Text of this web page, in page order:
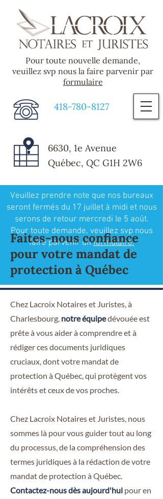
Veuillez prendre note que nos bureaux
seront fermés du 17 juillet à midi et nous
serons de retour mercredi le 5 août.
Pour toute demande, veuillez svp nous
faire parvenir unformulaire.
Pour toute nouvelle demande,
veuillez svp nous la faire parvenir par
formulaire
418-780-8127
6630, 1e Avenue
Québec, QC G1H 2W6
Faites-nous confiance
pour votre mandat de
protection à Québec
Chez Lacroix Notaires et Juristes, à
Charlesbourg, notre équipedévouée est
prête à vous aider à comprendre et à
rédiger ces documents juridiques
cruciaux, dont votre mandat de
protection à Québec, qui protègent vos
intérêts et ceux de vos proches.
Chez Lacroix Notaires et Juristes, nous
sommes là pour vous guider tout au long
du processus, de la compréhension des
termes juridiques à la rédaction de votre
mandat de protection à Québec.
Contactez-nous dès aujourd'hui pour en